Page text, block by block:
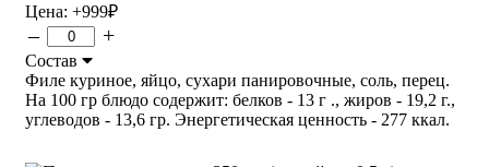
Цена: +999₽
– +
Состав
Филе куриное, яйцо, сухари панировочные, соль, перец.
На 100 гр блюдо содержит: белков - 13 г ., жиров - 19,2 г.,
углеводов - 13,6 гр. Энергетическая ценность - 277 ккал.